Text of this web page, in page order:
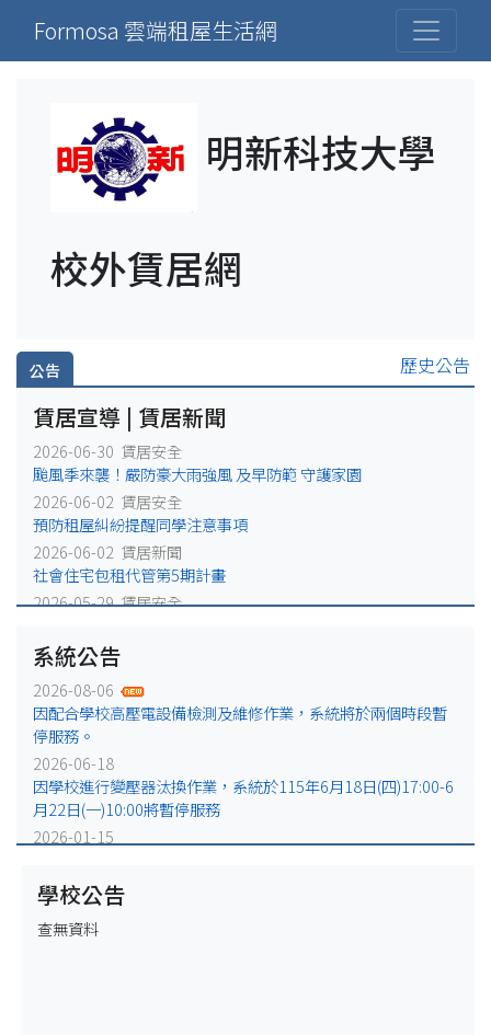
Formosa 雲端租屋生活網
明新科技大學
校外賃居網
公告 歷史公告
賃居宣導 | 賃居新聞
2026-06-30 賃居安全
颱風季來襲！嚴防豪大雨強風 及早防範 守護家園
2026-06-02 賃居安全
預防租屋糾紛提醒同學注意事項
2026-06-02 賃居新聞
社會住宅包租代管第5期計畫
2026-05-29 賃居安全
2026-05-25 賃居安全
賃居退租注意事項
2026-05-18 賃居新聞
校外租屋租金補貼宣導公告
系統公告
2026-08-06
因配合學校高壓電設備檢測及維修作業，系統將於兩個時段暫
停服務。
2026-06-18
因學校進行變壓器汰換作業，系統於115年6月18日(四)17:00-6
月22日(一)10:00將暫停服務
2026-01-15
(五)17:00-1月19日(一)10:00將暫停服務
2025-12-31
因配合學校電力設備緊急維修作業，系統於115年1月2日
學校公告
查無資料